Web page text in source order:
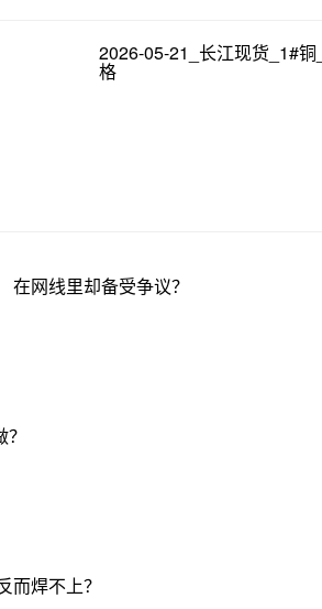
2026-05-21_长江现货_1#
格
网线里却备受争议？
而焊不上？